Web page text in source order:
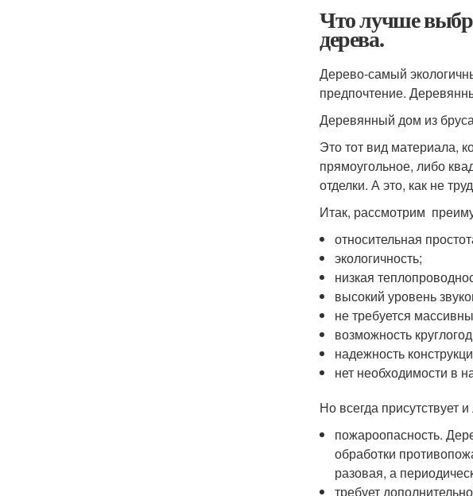
Что лучше
дерева.
Дерево-самый
предпочтение.
Деревянный дом из
Это тот вид материала,
прямоугольное, либо
отделки. А это, как не
Итак, рассмотрим
относительная
экологичность;
низкая
высокий уровень
не требуется
возможность
надежность
нет необходимости в
Но всегда присутствует
пожароопасность.
обработки
разовая, а
требует